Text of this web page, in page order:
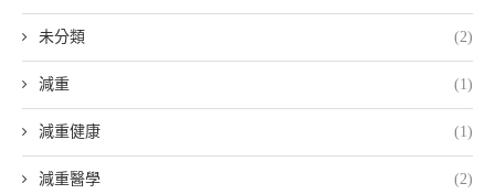
未分類 (2)
減重 (1)
減重健康 (1)
減重醫學 (2)